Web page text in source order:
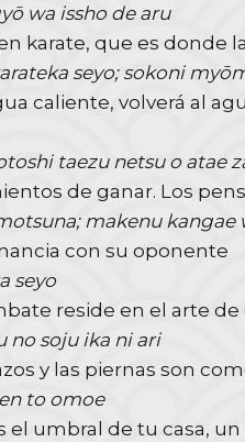
wa issho de aru
karate, que es donde
seyo; sokoni
caliente, volverá al
taezu netsu o atae
de ganar. Los
makenu kangae
con su oponente
seyo
reside en el arte
no soju ika ni ari
y las piernas son
to omoe
el umbral de tu casa,